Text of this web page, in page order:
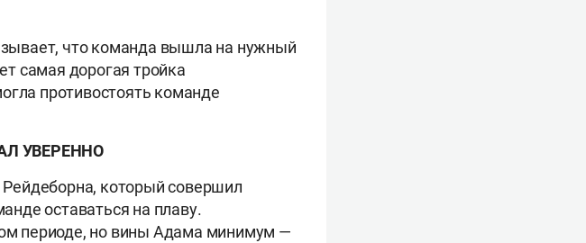
что команда вышла на нужный
самая дорогая тройка
противостоять команде
УВЕРЕННО
который совершил
оставаться на плаву.
периоде, но вины Адама минимум —